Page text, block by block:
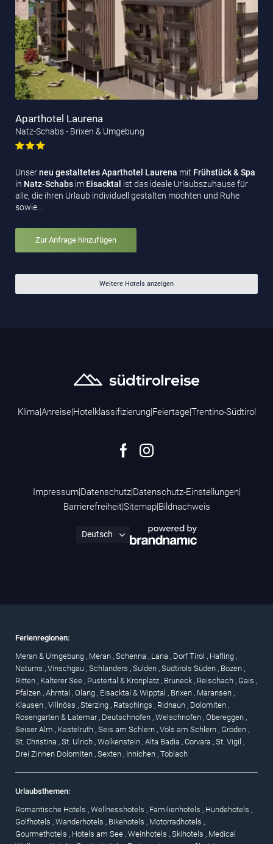
Aparthotel Laurena
Natz-Schabs - Brixen & Umgebung
Unserneu gestaltetes Aparthotel Laurena mit Frühstück & Spa
in Natz-Schabs im Eisacktal ist das ideale Urlaubszuhause für
alle, die ihren Urlaub individuell gestalten möchten und Ruhe
sowie…
Zur Anfrage hinzufügen
Weitere Hotels anzeigen
Klima|Anreise|Hotelklassifizierung|Feiertage|Trentino-Südtirol
Impressum|Datenschutz|Datenschutz-Einstellungen|
Barrierefreiheit|Sitemap|Bildnachweis
Ferienregionen:
Meran & Umgebung , Meran , Schenna , Lana , Dorf Tirol , Hafling ,
Naturns , Vinschgau , Schlanders , Sulden , Südtirols Süden , Bozen ,
Ritten , Kalterer See , Pustertal & Kronplatz , Bruneck , Reischach , Gais ,
Pfalzen , Ahrntal , Olang , Eisacktal & Wipptal , Brixen , Maransen ,
Klausen , Villnöss , Sterzing , Ratschings , Ridnaun , Dolomiten ,
Rosengarten & Latemar , Deutschnofen , Welschnofen , Obereggen ,
Seiser Alm , Kastelruth , Seis am Schlern , Völs am Schlern , Gröden ,
St. Christina , St. Ulrich , Wolkenstein , Alta Badia , Corvara , St. Vigil ,
Drei Zinnen Dolomiten , Sexten , Innichen , Toblach
Urlaubsthemen:
Romantische Hotels , Wellnesshotels , Familienhotels , Hundehotels ,
Golfhotels , Wanderhotels , Bikehotels , Motorradhotels ,
Gourmethotels , Hotels am See , Weinhotels , Skihotels , Medical